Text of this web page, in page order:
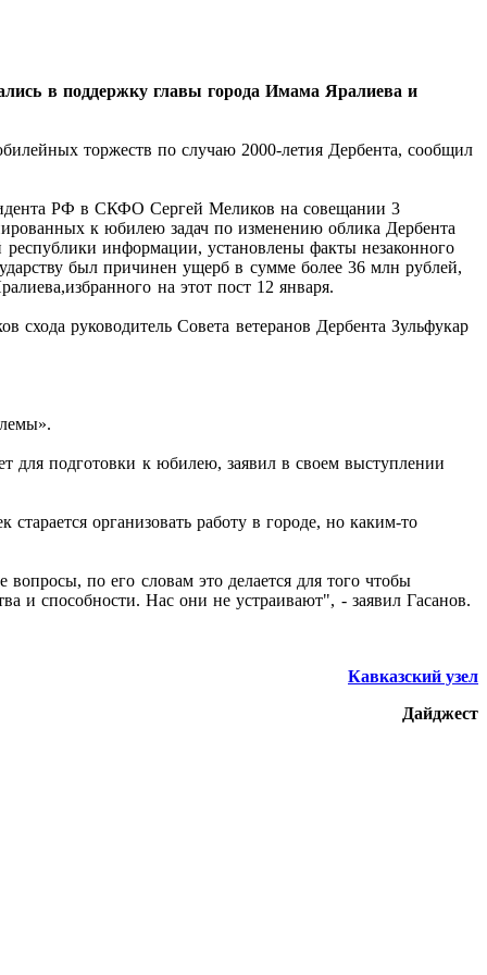
в поддержку главы города Имама Яралиева и
торжеств по случаю 2000-летия Дербента, сообщил
РФ в СКФО Сергей Меликов на совещании 3
к юбилею задач по изменению облика Дербента
информации, установлены факты незаконного
был причинен ущерб в сумме более 36 млн рублей,
на этот пост 12 января.
схода руководитель Совета ветеранов Дербента Зульфукар
для подготовки к юбилею, заявил в своем выступлении
организовать работу в городе, но каким-то
вопросы, по его словам это делается для того чтобы
и способности. Нас они не устраивают", - заявил Гасанов.
Кавказский узел
Дайджест